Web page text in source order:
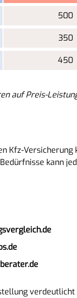
500
350
450
auf Preis-
Kfz-
kann
verdeutlicht